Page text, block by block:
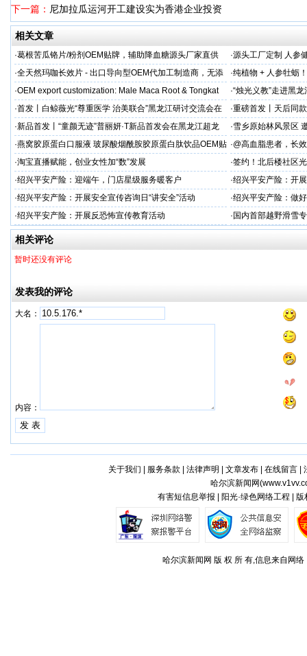
下一篇： 尼加拉瓜运河开工建设实为香港企业投资
相关文章
·葛根苦瓜铬片/粉剂OEM贴牌，辅助降血糖源头厂家直供 ·源头工厂定制 人参
出口优选
·全天然玛咖长效片 - 出口导向型OEM代加工制造商，无添
加剂
·纯植物 + 人参牡蛎
力保驾护航
·OEM export customization: Male Maca Root & Tongkat ·“烛光义教”走进黑
·首发丨白鲸薇光“尊重医学 治美联合”黑龙江研讨交流会在
超龙医美成功举办！胶原领域创新突破，引领胶原抗
·重磅首发丨天后同
上市！
·新品首发丨“童颜无迹”普丽妍·T新品首发会在黑龙江超龙
成功举办 李远宏教授受邀参会并进行相关学术交流
·雪乡原始林风景区
·燕窝胶原蛋白口服液 玻尿酸烟酰胺胶原蛋白肽饮品OEM贴
牌
·@高血脂患者，长
·淘宝直播赋能，创业女性加“数”发展 ·签约！北后楼社区
·绍兴平安产险：迎端午，门店星级服务暖客户 ·绍兴平安产险：开
治工作
·绍兴平安产险：开展安全宣传咨询日“讲安全”活动 ·绍兴平安产险：做
·绍兴平安产险：开展反恐怖宣传教育活动 · 国内首部越野滑雪
学化训练理论与方法
相关评论
暂时还没有评论
发表我的评论
大名：
内容：
关于我们 服务条款 法律声明 文章发布| 在线留言|
哈尔滨新闻网(
有害短信息举报 | 阳光·绿色网络工程 |
哈尔滨新闻网 版 权 所 有,信息来自网